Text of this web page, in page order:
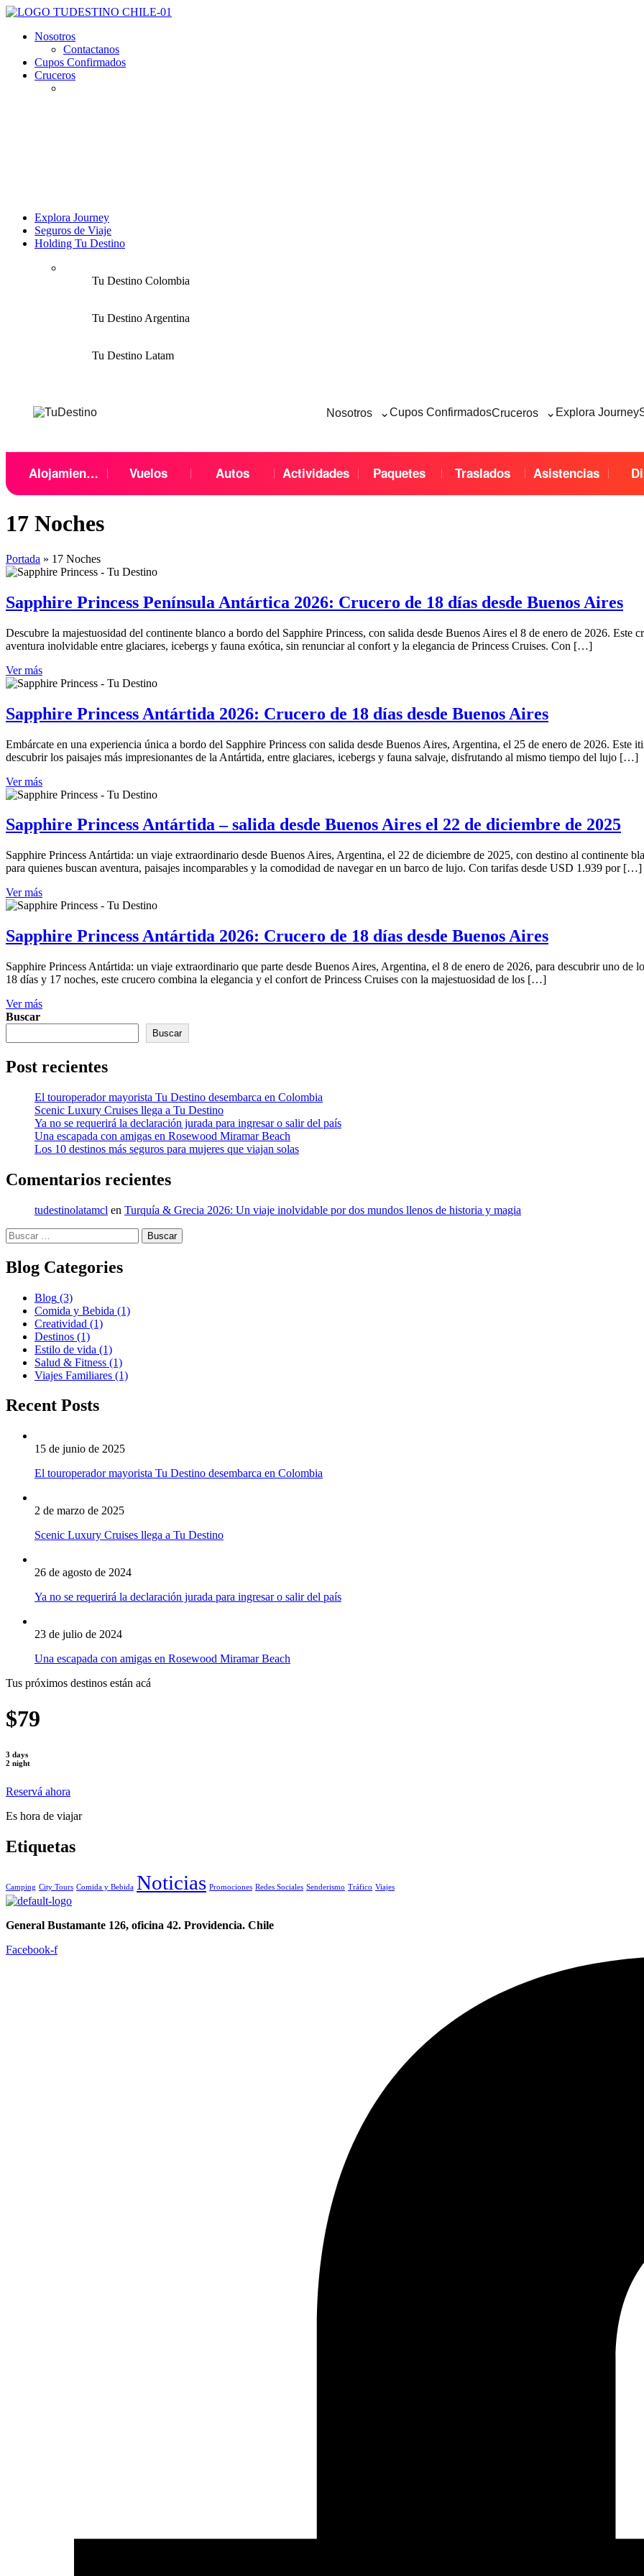
Nosotros
Contactanos
Cupos Confirmados
Cruceros
Explora Journey
Seguros de Viaje
Holding Tu Destino
Tu Destino Colombia
Tu Destino Argentina
Tu Destino Latam
Nosotros ⌄Cupos ConfirmadosCruceros ⌄ Explora Journey
Alojamientos Vuelos Autos Actividades Paquetes Traslados Asistencias
17 Noches
Portada » 17 Noches
Sapphire Princess Península Antártica 2026: Crucero de 18 días desde Buenos Aires
Descubre la majestuosidad del continente blanco a bordo del Sapphire Princess, con salida desde Buenos Aires el 8 de enero de 2026. Este
aventura inolvidable entre glaciares, icebergs y fauna exótica, sin renunciar al confort y la elegancia de Princess Cruises. Con […]
Ver más
Sapphire Princess Antártida 2026: Crucero de 18 días desde Buenos Aires
Embárcate en una experiencia única a bordo del Sapphire Princess con salida desde Buenos Aires, Argentina, el 25 de enero de 2026. Este
descubrir los paisajes más impresionantes de la Antártida, entre glaciares, icebergs y fauna salvaje, disfrutando al mismo tiempo del lujo […]
Ver más
Sapphire Princess Antártida – salida desde Buenos Aires el 22 de diciembre de 2025
Sapphire Princess Antártida: un viaje extraordinario desde Buenos Aires, Argentina, el 22 de diciembre de 2025, con destino al continente
para quienes buscan aventura, paisajes incomparables y la comodidad de navegar en un barco de lujo. Con tarifas desde USD 1.939 por […]
Ver más
Sapphire Princess Antártida 2026: Crucero de 18 días desde Buenos Aires
Sapphire Princess Antártida: un viaje extraordinario que parte desde Buenos Aires, Argentina, el 8 de enero de 2026, para descubrir uno de
18 días y 17 noches, este crucero combina la elegancia y el confort de Princess Cruises con la majestuosidad de los […]
Ver más
Buscar
Buscar
Post recientes
El touroperador mayorista Tu Destino desembarca en Colombia
Scenic Luxury Cruises llega a Tu Destino
Ya no se requerirá la declaración jurada para ingresar o salir del país
Una escapada con amigas en Rosewood Miramar Beach
Los 10 destinos más seguros para mujeres que viajan solas
Comentarios recientes
tudestinolatamcl en Turquía & Grecia 2026: Un viaje inolvidable por dos mundos llenos de historia y magia
Buscar:
Blog Categories
Blog (3)
Comida y Bebida (1)
Creatividad (1)
Destinos (1)
Estilo de vida (1)
Salud & Fitness (1)
Viajes Familiares (1)
Recent Posts
15 de junio de 2025
El touroperador mayorista Tu Destino desembarca en Colombia
2 de marzo de 2025
Scenic Luxury Cruises llega a Tu Destino
26 de agosto de 2024
Ya no se requerirá la declaración jurada para ingresar o salir del país
23 de julio de 2024
Una escapada con amigas en Rosewood Miramar Beach
Tus próximos destinos están acá
$79
3 days
2 night
Reservá ahora
Es hora de viajar
Etiquetas
Camping City Tours Comida y Bebida Noticias Promociones Redes Sociales Senderismo Tráfico Viajes
General Bustamante 126, oficina 42. Providencia. Chile
Facebook-f